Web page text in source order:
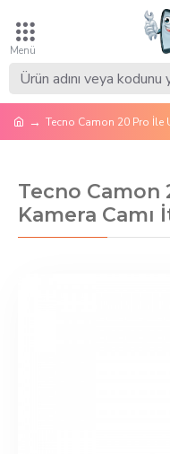
Tecno Camon 20 Pro İle
Tecno Camon
Kamera Camı